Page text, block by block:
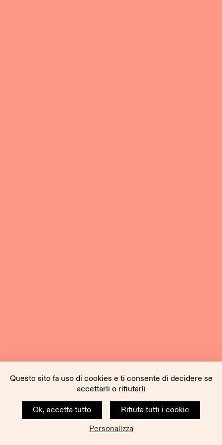
Questo sito fa uso di cookies e ti consente di decidere se
accettarli o rifiutarli
Ok, accetta tutto
Rifiuta tutti i cookie
Personalizza